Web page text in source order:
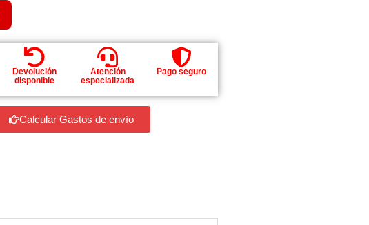
Devolución
disponible
Atención
especializada
Pago seguro
Calcular Gastos de envío